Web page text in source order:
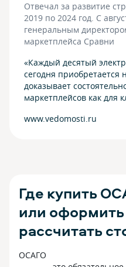
Отвечал за развитие
2019 по 2024 год. С
генеральным
маркетплейса Сравни
«Каждый десятый
сегодня приобретается
доказывает
маркетплейсов как для
www.vedomosti.ru
Где купить
или
рассчитать
ОСАГО